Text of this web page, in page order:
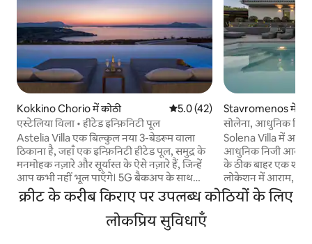
Kokkino Chorio में कोठी औसत रेटिंग 5 में से 5.0, 42 समीक्षाएँ
5.0 (42)
एस्टेलिया विला • हीटेड इन्फ़िनिटी पूल
Astelia Villa एक बिल्कुल नया 3-बेडरूम वाला
ठिकाना है, जहाँ एक इन्फ़िनिटी हीटेड पूल, समुद्र के
मनमोहक नज़ारे और सूर्यास्त के ऐसे नज़ारे हैं, जिन्हें
आप कभी नहीं भूल पाएँगे। 5G बैकअप के साथ
बेहद तेज़ 400 Mbps इंटरनेट इसे एक लग्ज़री
माहौल में दूर से काम करने के लिए आदर्श बनाता है।
नज़ारों को ध्यान में रखकर डिज़ाइन किए गए ओपन-
प्लान लिविंग एरिया और चौड़ी आउटडोर टेरेस -
Stavromenos में
सोलेना, आधुनिक
Solena Villa में
आधुनिक निजी आवास
के ठीक बाहर एक शांत
लोकेशन में आराम,
बेहतरीन अनुभव को
गया है। यह विला
क्रीट के करीब किराए पर उपलब्ध कोठियों के लिए
लोकप्रिय सुविधाएँ